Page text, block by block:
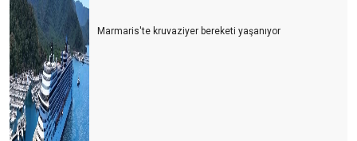
Marmaris'te kruvaziyer bereketi yaşanıyor